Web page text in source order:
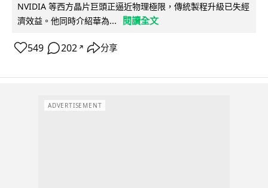
NVIDIA 等西方晶片巨頭正逼近物理極限，傳統製程升級已失經
濟效益。他同時介紹華為...
閱讀全文
549 202 ↗ 分享
ADVERTISEMENT